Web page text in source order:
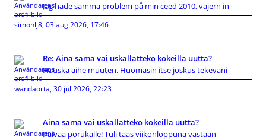
Jag hade samma problem på min ceed 2010, vajern in
simonlj8, 03 aug 2026, 17:46
Re: Aina sama vai uskallatteko kokeilla uutta?
Hauska aihe muuten. Huomasin itse joskus tekeväni
wandaorta, 30 jul 2026, 22:23
Aina sama vai uskallatteko kokeilla uutta?
Päivää porukalle! Tuli taas viikonloppuna vastaan